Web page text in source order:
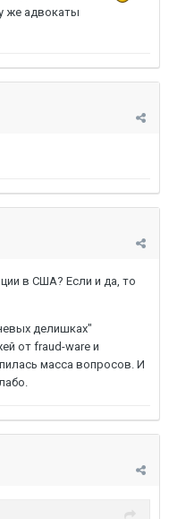
же адвокаты
в США? Если и да, то
делишках"
от fraud-ware и
масса вопросов. И